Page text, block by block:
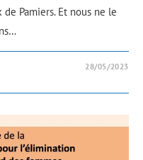
Pamiers. Et nous ne le
28/05/2023